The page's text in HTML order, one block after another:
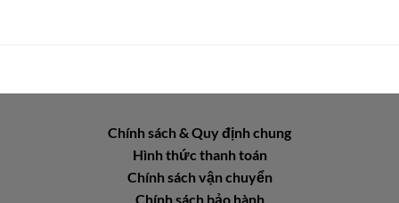
Chính sách & Quy định chung
Hình thức thanh toán
Chính sách vận chuyển
Chính sách bảo hành